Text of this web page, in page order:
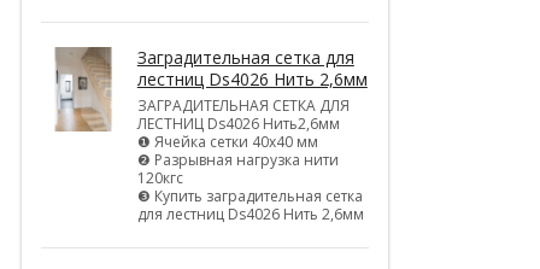
Заградительная сетка для
лестниц Ds4026 Нить 2,6мм
ЗАГРАДИТЕЛЬНАЯ СЕТКА ДЛЯ
ЛЕСТНИЦ Ds4026 Нить2,6мм
❶ Ячейка сетки 40х40 мм
❷ Разрывная нагрузка нити
120кгс
❸ Купить заградительная сетка
для лестниц Ds4026 Нить 2,6мм